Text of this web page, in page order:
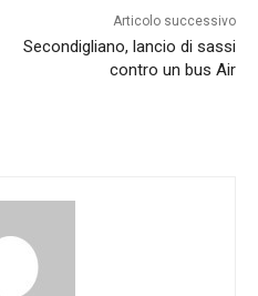
Articolo successivo
Secondigliano, lancio di sassi
contro un bus Air